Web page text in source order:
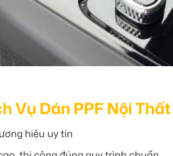
Vụ Dán PPF Nội
hiệu uy tín